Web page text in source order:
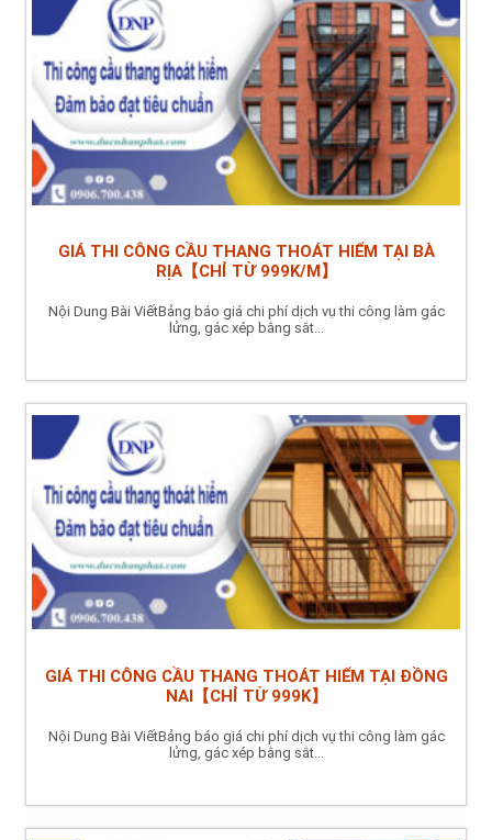
GIÁ THI CÔNG CẦU THANG THOÁT HIỂM TẠI BÀ
RỊA【CHỈ TỪ 999K/M】
Nội Dung Bài ViếtBảng báo giá chi phí dịch vụ thi công làm gác
lửng, gác xép bằng sắt...
GIÁ THI CÔNG CẦU THANG THOÁT HIỂM TẠI ĐỒNG
NAI【CHỈ TỪ 999K】
Nội Dung Bài ViếtBảng báo giá chi phí dịch vụ thi công làm gác
lửng, gác xép bằng sắt...